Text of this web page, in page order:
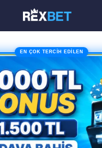
EN ÇOK TERCİH EDİLEN